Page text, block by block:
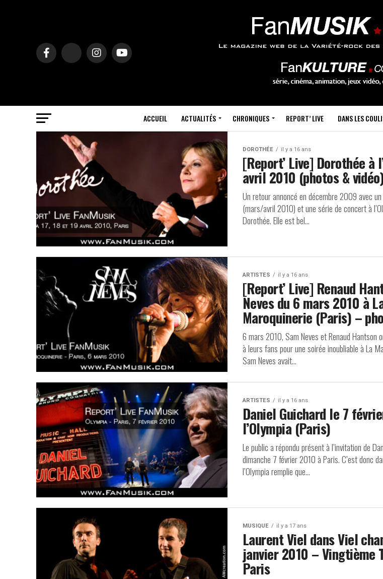
ACCUEIL ACTUALITÉS CHRONIQUES REPORT’ LIVE DANS LES
DOROTHÉE il y a 16 ans
[Report’ Live] Dorothée à
avril 2010 (photos &
Un retour annoncé en décembre 2009 avec
(mars/avril 2010) et une série de concert à
Dorothée. Elle est bel...
ARTISTES il y a 16 ans
[Report’ Live] Renaud
Neves du 6 mars 2010 à
Maroquinerie (Paris) –
6 mars 2010, Sam Neves et Renaud Hantson
à leurs fans pour une soirée inoubliable à La
Sam Neves avait...
ARTISTES il y a 16 ans
Daniel Guichard le 7
l’Olympia (Paris)
Le public a répondu présent à l’invitation de
dimanche 7 février 2010 à Paris. C’est donc
l’Olympia remplie que...
MUSIQUE il y a 17 ans
Laurent Viel dans Viel
janvier 2010 – Vingtième
Paris